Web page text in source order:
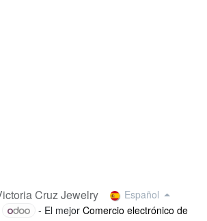
Cruz Jewelry
Español
- El mejor Comercio electrónico de